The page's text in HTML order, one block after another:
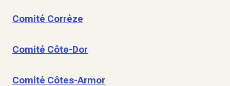
Comité Corrèze
Comité Côte-Dor
Comité Côtes-Armor